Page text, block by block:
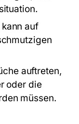
auf
auftreten,
oder die
müssen.